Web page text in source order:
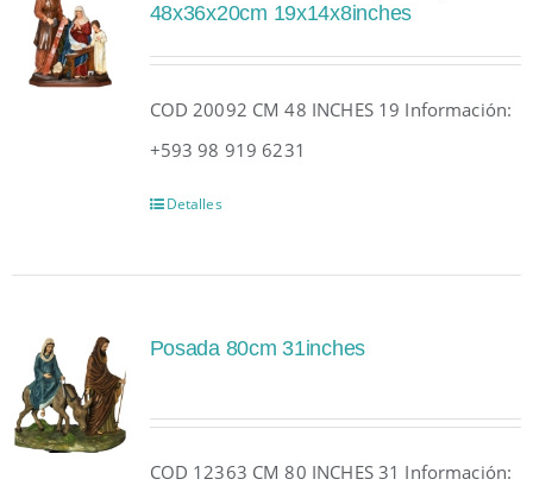
48x36x20cm 19x14x8inches
COD 20092 CM 48 INCHES 19 Información:
+593 98 919 6231
Detalles
Posada 80cm 31inches
COD 12363 CM 80 INCHES 31 Información: